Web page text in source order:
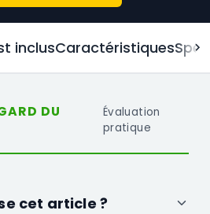
inclusCaractéristiques
DU
Évaluation
pratique
cet article ?